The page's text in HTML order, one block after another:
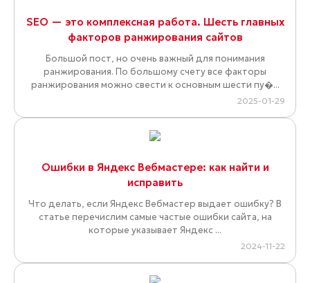
SEO — это комплексная работа. Шесть главных
факторов ранжирования сайтов
Большой пост, но очень важный для понимания
ранжирования. По большому счету все факторы
ранжирования можно свести к основным шести пу�...
2025-01-29
Ошибки в Яндекс Вебмастере: как найти и
исправить
Что делать, если Яндекс Вебмастер выдает ошибку? В
статье перечислим самые частые ошибки сайта, на
которые указывает Яндекс ...
2024-11-22